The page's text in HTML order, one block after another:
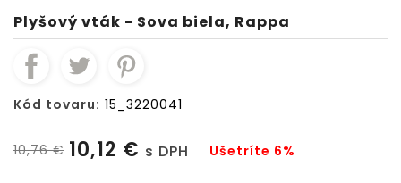
Plyšový vták - Sova biela, Rappa
Kód tovaru: 15_3220041
10,76 € 10,12 € s DPH Ušetríte 6%